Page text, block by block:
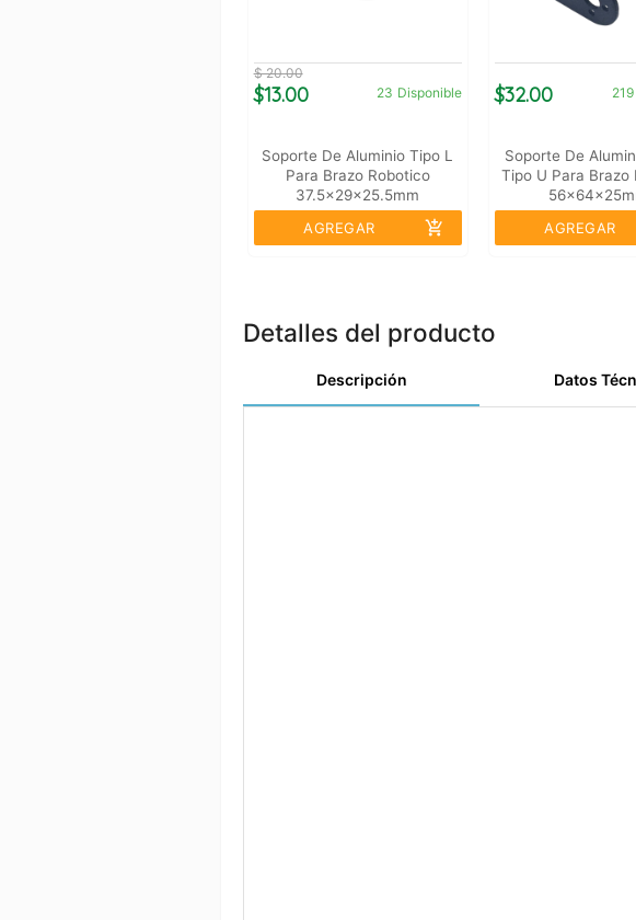
$ 20.00
$13.00 23 Disponible
Soporte De Aluminio Tipo L
Para Brazo Robotico
37.5x29x25.5mm
AGREGAR
add_shopping_cart
$32.00 219
Soporte De
Tipo U Para Brazo
AGREGAR
Detalles del producto
Descripción Datos